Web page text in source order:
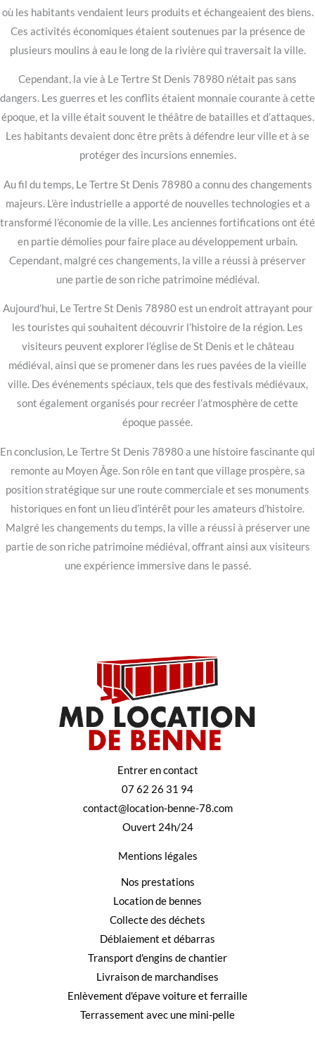
où les habitants vendaient leurs produits et échangeaient des biens.
Ces activités économiques étaient soutenues par la présence de
plusieurs moulins à eau le long de la rivière qui traversait la ville.
Cependant, la vie à Le Tertre St Denis 78980 n’était pas sans
dangers. Les guerres et les conflits étaient monnaie courante à cette
époque, et la ville était souvent le théâtre de batailles et d’attaques.
Les habitants devaient donc être prêts à défendre leur ville et à se
protéger des incursions ennemies.
Au fil du temps, Le Tertre St Denis 78980 a connu des changements
majeurs. L’ère industrielle a apporté de nouvelles technologies et a
transformé l’économie de la ville. Les anciennes fortifications ont été
en partie démolies pour faire place au développement urbain.
Cependant, malgré ces changements, la ville a réussi à préserver
une partie de son riche patrimoine médiéval.
Aujourd’hui, Le Tertre St Denis 78980 est un endroit attrayant pour
les touristes qui souhaitent découvrir l’histoire de la région. Les
visiteurs peuvent explorer l’église de St Denis et le château
médiéval, ainsi que se promener dans les rues pavées de la vieille
ville. Des événements spéciaux, tels que des festivals médiévaux,
sont également organisés pour recréer l’atmosphère de cette
époque passée.
En conclusion, Le Tertre St Denis 78980 a une histoire fascinante qui
remonte au Moyen Âge. Son rôle en tant que village prospère, sa
position stratégique sur une route commerciale et ses monuments
historiques en font un lieu d’intérêt pour les amateurs d’histoire.
Malgré les changements du temps, la ville a réussi à préserver une
partie de son riche patrimoine médiéval, offrant ainsi aux visiteurs
une expérience immersive dans le passé.
Entrer en contact
07 62 26 31 94
contact@location-benne-78.com
Ouvert 24h/24
Mentions légales
Nos prestations
Location de bennes
Collecte des déchets
Déblaiement et débarras
Transport d'engins de chantier
Livraison de marchandises
Enlèvement d'épave voiture et ferraille
Terrassement avec une mini-pelle